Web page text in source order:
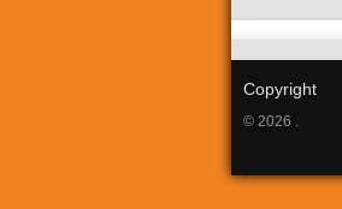
Copyright
© 2026 .